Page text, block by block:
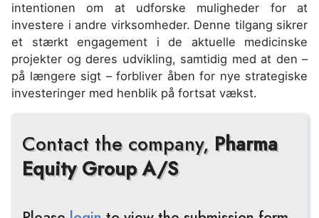
intentionen om at udforske muligheder for at
investere i andre virksomheder. Denne tilgang sikrer
et stærkt engagement i de aktuelle medicinske
projekter og deres udvikling, samtidig med at den –
på længere sigt – forbliver åben for nye strategiske
investeringer med henblik på fortsat vækst.
Contact the company, Pharma
Equity Group A/S